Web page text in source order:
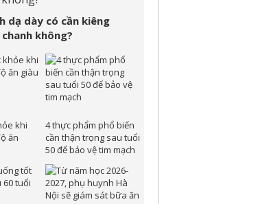
dạ dày có cần kiêng
không?
khi
ăn
4 thực phẩm phổ biến
cần thận trọng sau tuổi
50 để bảo vệ tim mạch